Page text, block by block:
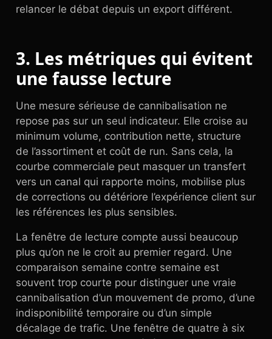
relancer le débat depuis un export différent.
3. Les métriques qui évitent
une fausse lecture
Une mesure sérieuse de cannibalisation ne
repose pas sur un seul indicateur. Elle croise au
minimum volume, contribution nette, structure
de l’assortiment et coût de run. Sans cela, la
courbe commerciale peut masquer un transfert
vers un canal qui rapporte moins, mobilise plus
de corrections ou détériore l’expérience client sur
les références les plus sensibles.
La fenêtre de lecture compte aussi beaucoup
plus qu’on ne le croit au premier regard. Une
comparaison semaine contre semaine est
souvent trop courte pour distinguer une vraie
cannibalisation d’un mouvement de promo, d’une
indisponibilité temporaire ou d’un simple
décalage de trafic. Une fenêtre de quatre à six